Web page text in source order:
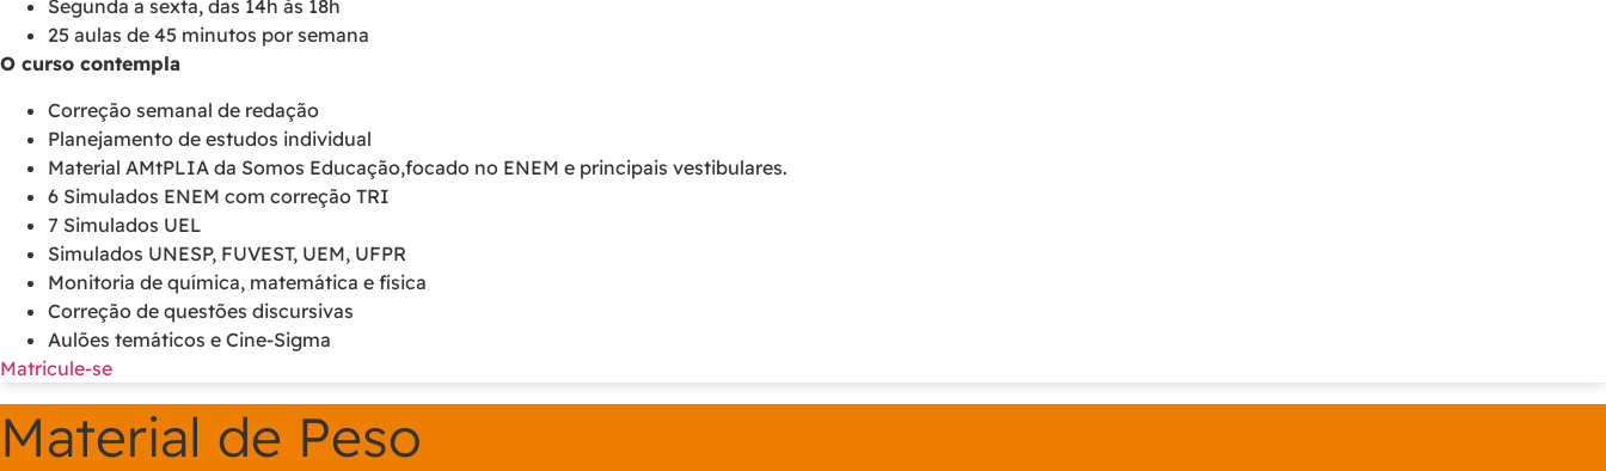
Segunda a sexta, das 14h às 18h
25 aulas de 45 minutos por semana
O curso contempla
Correção semanal de redação
Planejamento de estudos individual
Material AMtPLIA da Somos Educação,focado no ENEM e principais vestibulares.
6 Simulados ENEM com correção TRI
7 Simulados UEL
Simulados UNESP, FUVEST, UEM, UFPR
Monitoria de química, matemática e física
Correção de questões discursivas
Aulões temáticos e Cine-Sigma
Matricule-se
Material de Peso